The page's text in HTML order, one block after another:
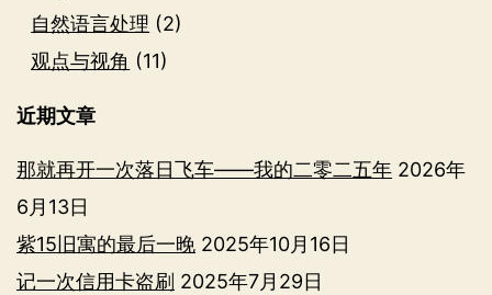
自然语言处理 (2)
观点与视角 (11)
近期文章
那就再开一次落日飞车——我的二零二五年 2026年
6月13日
紫15旧寓的最后一晚 2025年10月16日
记一次信用卡盗刷 2025年7月29日